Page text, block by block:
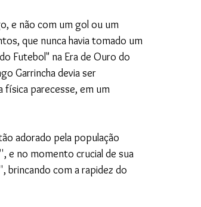
e não com um gol ou um
que nunca havia tomado um
Futebol" na Era de Ouro do
Garrincha devia ser
física parecesse, em um
adorado pela população
e no momento crucial de sua
brincando com a rapidez do